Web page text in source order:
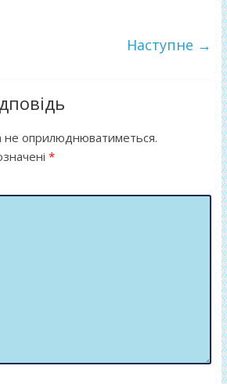
Наступне →
не оприлюднюватиметься.
*